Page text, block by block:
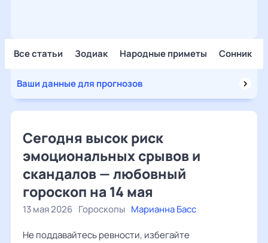
Все статьи Зодиак Народные приметы Сонник
Ваши данные для прогнозов
Сегодня высок риск
эмоциональных срывов и
скандалов — любовный
гороскоп на 14 мая
13 мая 2026 Гороскопы Марианна Басс
Не поддавайтесь ревности, избегайте